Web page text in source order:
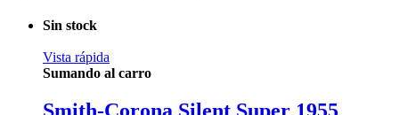
Sin stock
Vista rápida
Sumando al carro
Smith-Corona Silent Super 1955